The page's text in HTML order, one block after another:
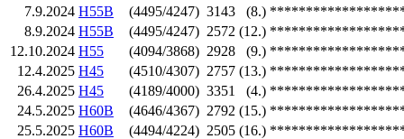
7.9.2024 H55B (4495/4247) 3143 (8.)
8.9.2024 H55B (4495/4247) 2572 (12.)
12.10.2024 H55 (4094/3868) 2928 (9.)
12.4.2025 H45 (4510/4307) 2757 (13.)
26.4.2025 H45 (4189/4000) 3351 (4.)
24.5.2025 H60B (4646/4367) 2792 (15.)
25.5.2025 H60B (4494/4224) 2505 (16.)